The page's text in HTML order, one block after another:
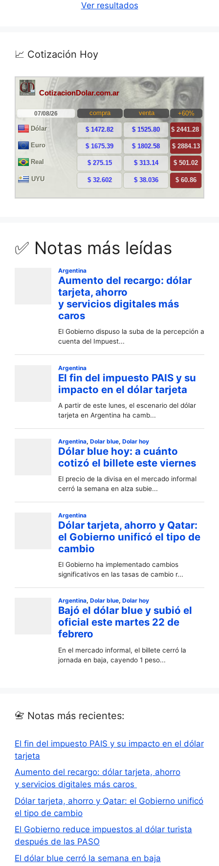
Ver resultados
📈 Cotización Hoy
✅ Notas más leídas
📇 Notas más recientes:
El fin del impuesto PAIS y su impacto en el dólar
tarjeta
Aumento del recargo: dólar tarjeta, ahorro
y servicios digitales más caros
Dólar tarjeta, ahorro y Qatar: el Gobierno unificó
el tipo de cambio
El Gobierno reduce impuestos al dólar turista
después de las PASO
El dólar blue cerró la semana en baja